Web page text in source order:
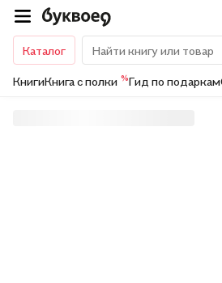
Каталог
КнигиКнига с полки %Гид по подаркам